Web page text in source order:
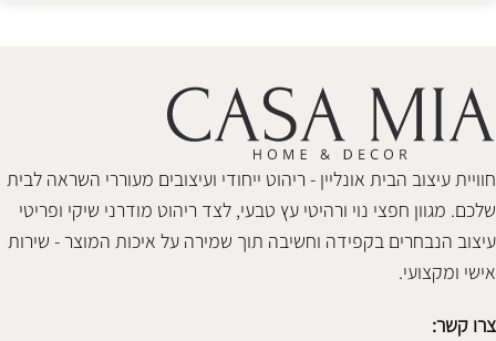
חוויית עיצוב הבית אונליין - ריהוט ייחודי ועיצובים מעוררי השראה לבית
שלכם. מגוון חפצי נוי ורהיטי עץ טבעי, לצד ריהוט מודרני שיקי ופריטי
עיצוב הנבחרים בקפידה וחשיבה תוך שמירה על איכות המוצר - שירות
אישי ומקצועי.
צרו קשר: